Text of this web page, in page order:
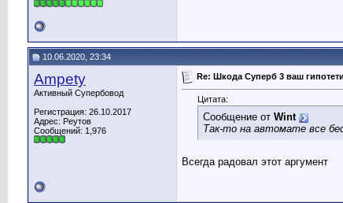
10.06.2020, 23:34
Ampety
Активный Супербовод
Регистрация: 26.10.2017
Адрес: Реутов
Сообщений: 1,976
Re: Шкода Суперб 3 ваш
Цитата:
Сообщение от Wint
Так-то на автомате все
Всегда радовал этот аргумент